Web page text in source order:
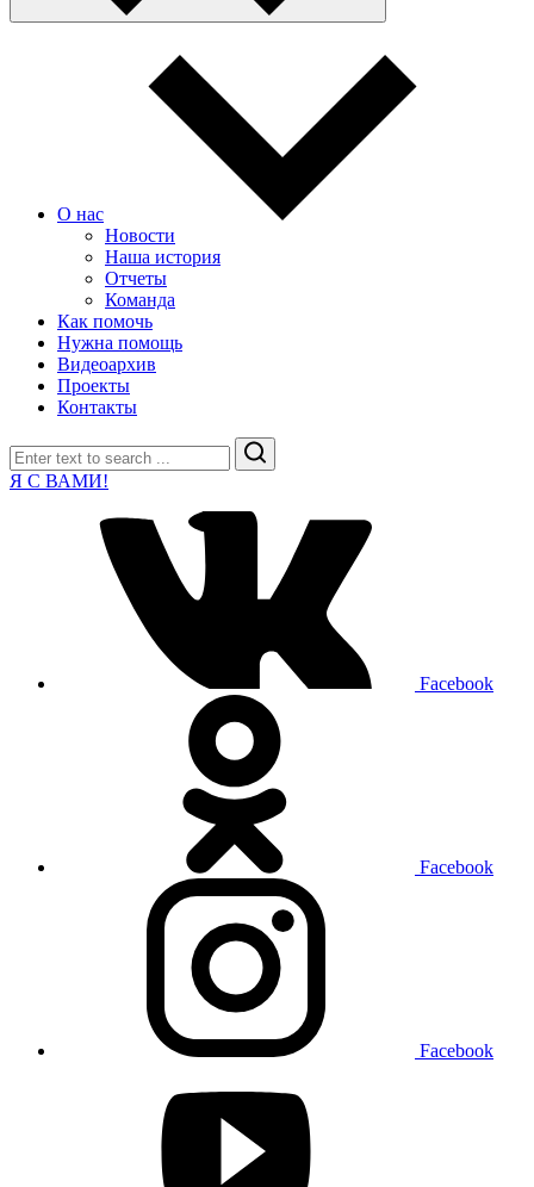
О нас
Новости
Наша история
Отчеты
Команда
Как помочь
Нужна помощь
Видеоархив
Проекты
Контакты
Search
Я С ВАМИ!
Facebook
Facebook
Facebook